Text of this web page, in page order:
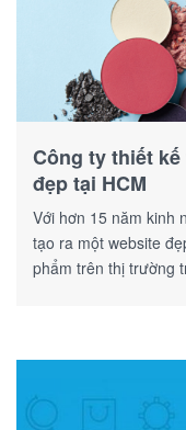
Công ty thiết
đẹp tại HCM
Với hơn 15 năm kinh
tạo ra một website
phẩm trên thị trường